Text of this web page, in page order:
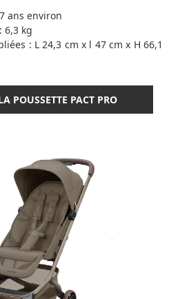
ans environ
6,3 kg
: L 24,3 cm x l 47 cm x H 66,1
POUSSETTE PACT PRO